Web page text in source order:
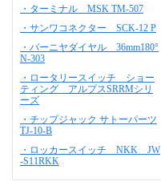
・ターミナル MSK TM-507
・サンワコネクター SCK-12 P
・バーニヤダイヤル 36mm180°
N-303
・ロータリースイッチ ショー
ティング アルプスSRRMシリ
ーズ
・チップジャック サトーパーツ
TJ-10-B
・ロッカースイッチ NKK JW
-S11RKK